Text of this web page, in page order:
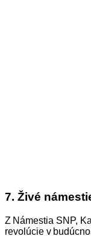
7. Živé
Z Námestia SNP,
revolúcie v